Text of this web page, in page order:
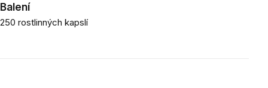
Balení
250 rostlinných kapslí